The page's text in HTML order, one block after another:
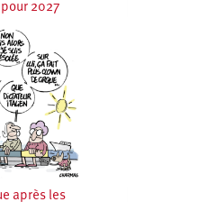
2027
après les